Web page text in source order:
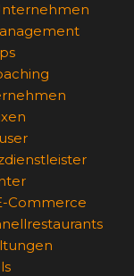
Commerce